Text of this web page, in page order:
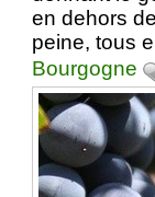
en dehors
peine, tous
Bourgogne